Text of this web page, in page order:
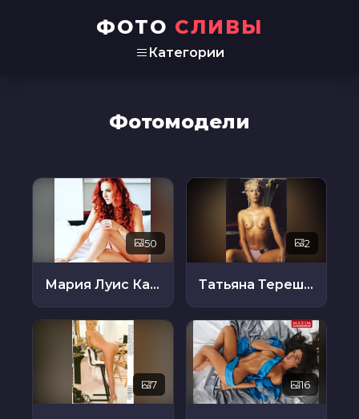
ФОТО СЛИВЫ
Категории
Фотомодели
50
Мария Луис Канеллис-Беннетт
2
Татьяна Терешина
7 16